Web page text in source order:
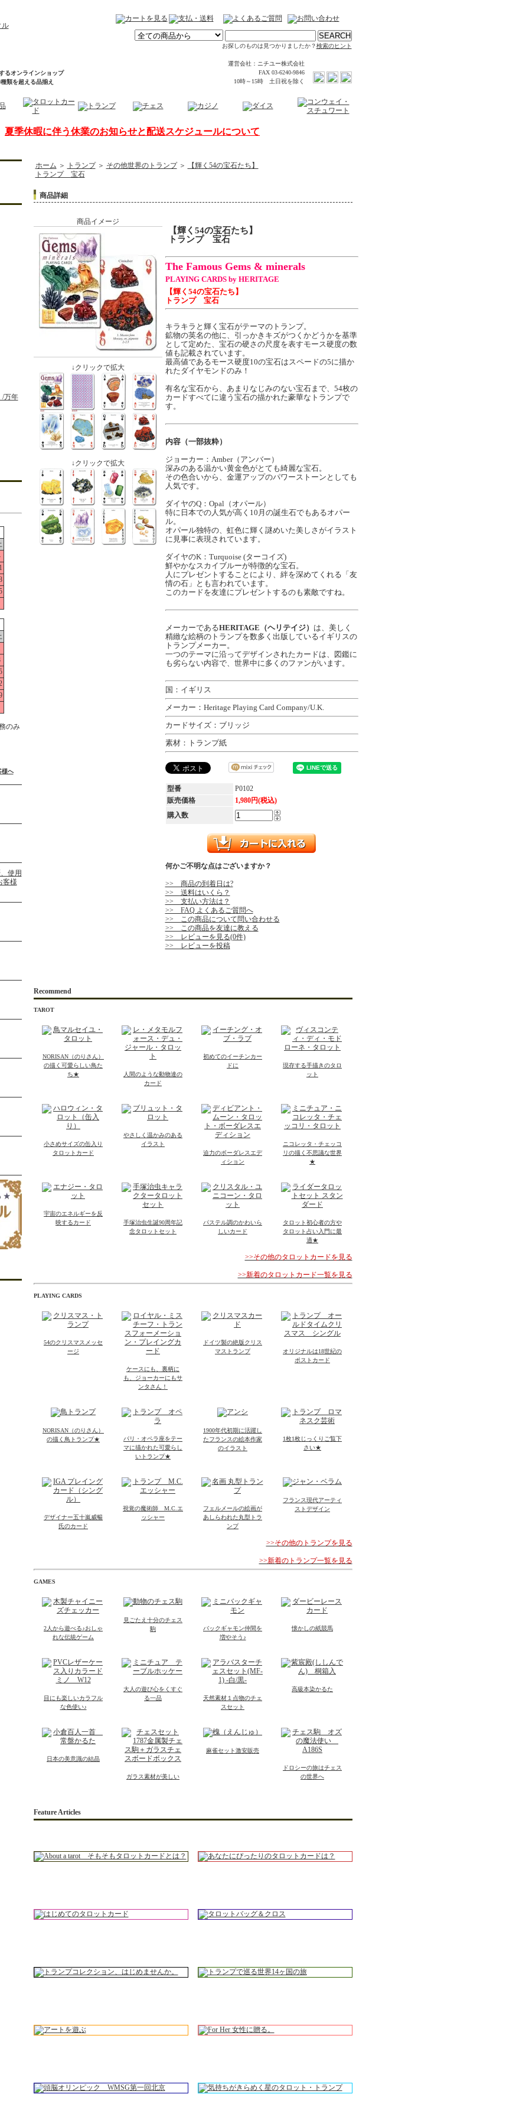
お探しのものは見つかりましたか？検索のヒント
運営会社：ニチユー株式会社
FAX 03-6240-9846
10時～15時 土日祝を除く
るオンラインショップ
類を超える品揃え
夏季休暇に伴う休業のお知らせと配送スケジュールについて
/万年
のみ
様へ
ホーム ＞ トランプ＞ その他世界のトランプ＞
【輝く54の宝石たち】
トランプ 宝石
商品詳細
商品イメージ
↓クリックで拡大
↓クリックで拡大
【輝く54の宝石たち】
トランプ 宝石
The Famous Gems & minerals
PLAYING CARDS by HERITAGE
【輝く54の宝石たち】
トランプ 宝石
キラキラと輝く宝石がテーマのトランプ。
鉱物の英名の他に、引っかきキズがつくかどうかを基準
として定めた、宝石の硬さの尺度を表すモース硬度の数
値も記載されています。
最高値であるモース硬度10の宝石はスペードの5に描か
れたダイヤモンドのみ！
有名な宝石から、あまりなじみのない宝石まで、54枚の
カードすべてに違う宝石の描かれた豪華なトランプで
す。
内容（一部抜粋）
ジョーカー：Amber（アンバー）
深みのある温かい黄金色がとても綺麗な宝石。
その色合いから、金運アップのパワーストーンとしても
人気です。
ダイヤのQ：Opal（オパール）
特に日本での人気が高く10月の誕生石でもあるオパー
ル。
オパール独特の、虹色に輝く謎めいた美しさがイラスト
に見事に表現されています。
ダイヤのK：Turquoise (ターコイズ)
鮮やかなスカイブルーが特徴的な宝石。
人にプレゼントすることにより、絆を深めてくれる「友
情の石」とも言われています。
このカードを友達にプレゼントするのも素敵ですね。
メーカーであるHERITAGE（ヘリテイジ） は、美しく
精緻な絵柄のトランプを数多く出版しているイギリスの
トランプメーカー。
一つのテーマに沿ってデザインされたカードは、図鑑に
も劣らない内容で、世界中に多くのファンがいます。
国：イギリス
メーカー：Heritage Playing Card Company/U.K.
カードサイズ：ブリッジ
素材：トランプ紙
型番
P0102
販売価格
1,980円(税込)
購入数
何かご不明な点はございますか？
>> 商品の到着日は?
>> 送料はいくら？
>> 支払い方法は？
>> FAQ よくあるご質問へ
>> この商品について問い合わせる
>> この商品を友達に教える
>> レビューを見る(0件)
>> レビューを投稿
Recommend
TAROT
NORISAN（のりさん）
の描く可愛らしい鳥た
ち★
人間のような動物達の
カード
初めてのイーチンカー
ドに
現存する手描きのタロ
ット
小さめサイズの缶入り
タロットカード
やさしく温かみのある
イラスト
迫力のボーダレスエデ
ィション
ニコレッタ・チェッコ
リの描く不思議な世界
★
宇宙のエネルギーを反
映するカード
手塚治虫生誕90周年記
念タロットセット
パステル調のかわいら
しいカード
タロット初心者の方や
タロット占い入門に最
適★
>>その他のタロットカードを見る
>>新着のタロットカード一覧を見る
PLAYING CARDS
54のクリスマスメッセ
ージ
ケースにも、裏柄に
も、ジョーカーにもサ
ンタさん！
ドイツ製の絶版クリス
マストランプ
オリジナルは18世紀の
ポストカード
NORISAN（のりさん）
の描く鳥トランプ★
パリ・オペラ座をテー
マに描かれた可愛らし
いトランプ★
1900年代初期に活躍し
たフランスの絵本作家
のイラスト
1枚1枚じっくりご覧下
さい★
デザイナー五十嵐威暢
氏のカード
視覚の魔術師 M.C.エ
ッシャー
フェルメールの絵画が
あしらわれた丸型トラ
ンプ
フランス現代アーティ
ストデザイン
>>その他のトランプを見る
>>新着のトランプ一覧を見る
GAMES
2人から遊べる♪おしゃ
れな伝統ゲーム
見ごたえ十分のチェス
駒
バックギャモン仲間を
増やそう♪
懐かしの紙競馬
目にも楽しいカラフル
な色使い♪
大人の遊び心をくすぐ
る一品
天然素材１点物のチェ
スセット
高級本染かるた
日本の美意識の結晶
ガラス素材が美しい
麻雀セット激安販売
ドロシーの旅はチェス
の世界へ
Feature Articles